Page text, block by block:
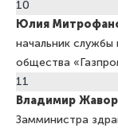
10
Юлия
начальник
общества
11
Владимир
Замминистра